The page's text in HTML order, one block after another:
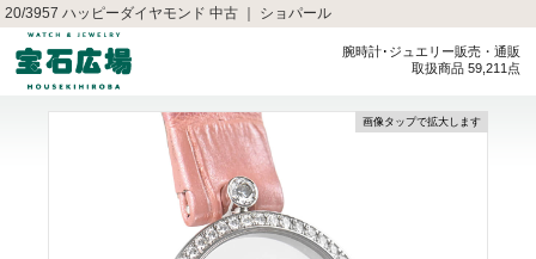
20/3957 ハッピーダイヤモンド 中古 ｜ ショパール
腕時計･ジュエリー販売・通販
取扱商品 59,211点
画像タップで拡大します